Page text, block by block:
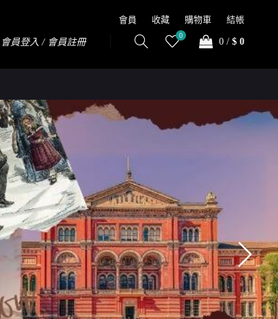
會員 收藏 購物車 結帳
會員登入 / 會員註冊
0
0 / $ 0